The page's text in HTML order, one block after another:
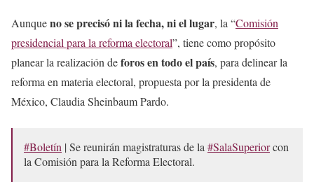
Aunqueno se precisó ni la fecha, ni el lugar, la “Comisión
presidencial para la reforma electoral”, tiene como propósito
planear la realización deforos en todo el país, para delinear la
reforma en materia electoral, propuesta por la presidenta de
México, Claudia Sheinbaum Pardo.
#Boletín | Se reunirán magistraturas de la #SalaSuperiorcon
la Comisión para la Reforma Electoral.